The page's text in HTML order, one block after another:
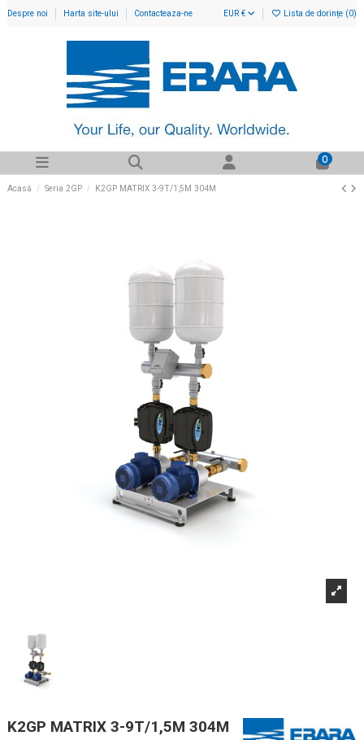
Despre noi Harta site-ului Contacteaza-ne EUR € Lista de dorințe (0)
0
Acasă Seria 2GP K2GP MATRIX 3-9T/1,5M 304M
K2GP MATRIX 3-9T/1,5M 304M